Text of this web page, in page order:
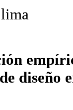
diseño